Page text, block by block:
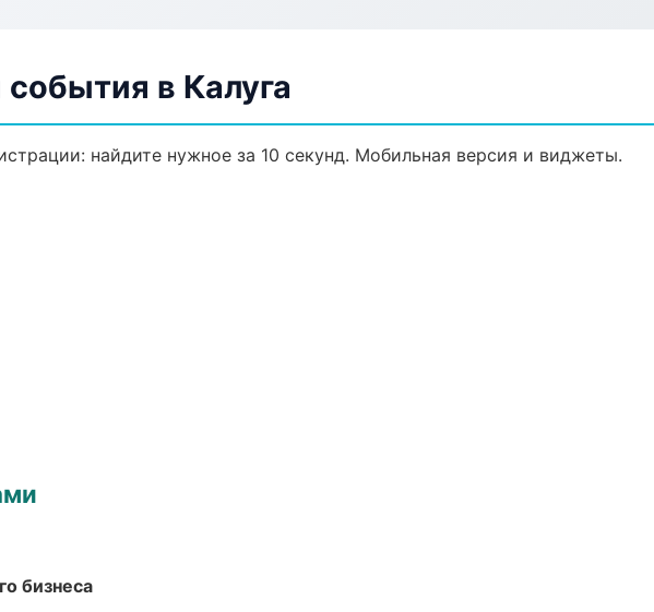
в Калуга
найдите нужное за 10 секунд. Мобильная версия и виджеты.
бизнеса